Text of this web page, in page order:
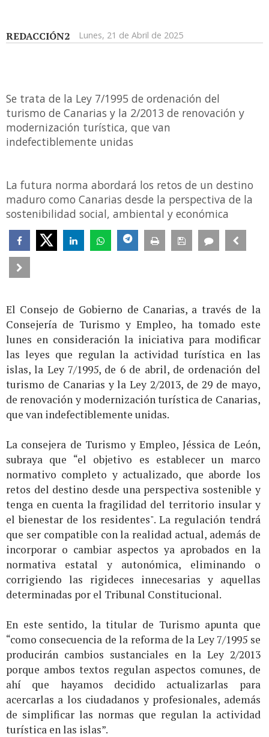
REDACCIÓN2 Lunes, 21 de Abril de 2025
Se trata de la Ley 7/1995 de ordenación del
turismo de Canarias y la 2/2013 de renovación y
modernización turística, que van
indefectiblemente unidas
La futura norma abordará los retos de un destino
maduro como Canarias desde la perspectiva de la
sostenibilidad social, ambiental y económica
El Consejo de Gobierno de Canarias, a través de la
Consejería de Turismo y Empleo, ha tomado este
lunes en consideración la iniciativa para modificar
las leyes que regulan la actividad turística en las
islas, la Ley 7/1995, de 6 de abril, de ordenación del
turismo de Canarias y la Ley 2/2013, de 29 de mayo,
de renovación y modernización turística de Canarias,
que van indefectiblemente unidas.
La consejera de Turismo y Empleo, Jéssica de León,
subraya que “el objetivo es establecer un marco
normativo completo y actualizado, que aborde los
retos del destino desde una perspectiva sostenible y
tenga en cuenta la fragilidad del territorio insular y
el bienestar de los residentes". La regulación tendrá
que ser compatible con la realidad actual, además de
incorporar o cambiar aspectos ya aprobados en la
normativa estatal y autonómica, eliminando o
corrigiendo las rigideces innecesarias y aquellas
determinadas por el Tribunal Constitucional.
En este sentido, la titular de Turismo apunta que
“como consecuencia de la reforma de la Ley 7/1995 se
producirán cambios sustanciales en la Ley 2/2013
porque ambos textos regulan aspectos comunes, de
ahí que hayamos decidido actualizarlas para
acercarlas a los ciudadanos y profesionales, además
de simplificar las normas que regulan la actividad
turística en las islas”.